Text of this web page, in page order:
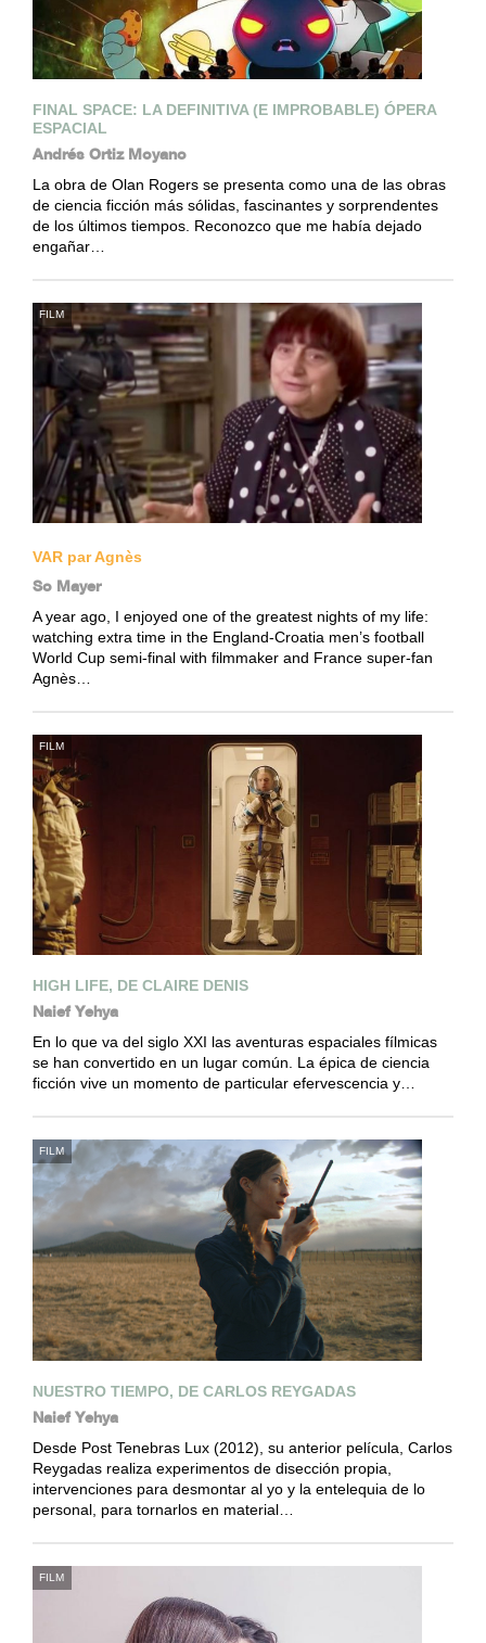
FINAL SPACE: LA DEFINITIVA (E IMPROBABLE) ÓPERA
ESPACIAL
Andrés Ortiz Moyano
La obra de Olan Rogers se presenta como una de las obras
de ciencia ficción más sólidas, fascinantes y sorprendentes
de los últimos tiempos. Reconozco que me había dejado
engañar…
FILM
VAR par Agnès
So Mayer
A year ago, I enjoyed one of the greatest nights of my life:
watching extra time in the England-Croatia men’s football
World Cup semi-final with filmmaker and France super-fan
Agnès…
FILM
HIGH LIFE, DE CLAIRE DENIS
Naief Yehya
En lo que va del siglo XXI las aventuras espaciales fílmicas
se han convertido en un lugar común. La épica de ciencia
ficción vive un momento de particular efervescencia y…
FILM
NUESTRO TIEMPO, DE CARLOS REYGADAS
Naief Yehya
Desde Post Tenebras Lux (2012), su anterior película, Carlos
Reygadas realiza experimentos de disección propia,
intervenciones para desmontar al yo y la entelequia de lo
personal, para tornarlos en material…
FILM